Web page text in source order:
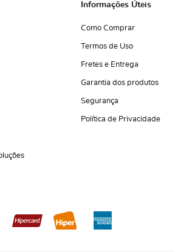
Informações Úteis
Como Comprar
Termos de Uso
Fretes e Entrega
Garantia dos produtos
Segurança
Política de Privacidade